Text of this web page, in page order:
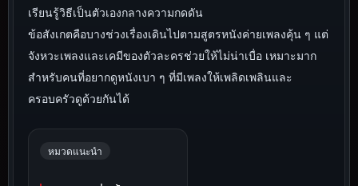
เรียนรู้วิธีเป็นตัวเองกลางความกดดัน
ข้อสังเกตคือบางช่วงเรื่องเดินไปตามสูตรหนังค่ายเพลงคุ้น ๆ แต่
จังหวะเพลงและเคมีของตัวละครช่วยให้ไม่น่าเบื่อ เหมาะมาก
สำหรับคนที่อยากดูหนังเบา ๆ ที่มีเพลงให้เพลิดเพลินและ
ครอบครัวดูด้วยกันได้
หมวดแนะนำ